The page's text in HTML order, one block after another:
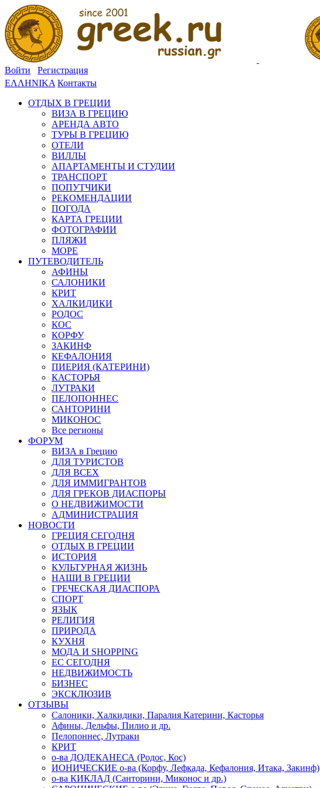
Войти
Регистрация
ΕΛΛΗΝΙΚΑ Контакты
ОТДЫХ В ГРЕЦИИ
ВИЗА В ГРЕЦИЮ
АРЕНДА АВТО
ТУРЫ В ГРЕЦИЮ
ОТЕЛИ
ВИЛЛЫ
АПАРТАМЕНТЫ И СТУДИИ
ТРАНСПОРТ
ПОПУТЧИКИ
РЕКОМЕНДАЦИИ
ПОГОДА
КАРТА ГРЕЦИИ
ФОТОГРАФИИ
ПЛЯЖИ
МОРЕ
ПУТЕВОДИТЕЛЬ
АФИНЫ
САЛОНИКИ
КРИТ
ХАЛКИДИКИ
РОДОС
КОС
КОРФУ
ЗАКИНФ
КЕФАЛОНИЯ
ПИЕРИЯ (КАТЕРИНИ)
КАСТОРЬЯ
ЛУТРАКИ
ПЕЛОПОННЕС
САНТОРИНИ
МИКОНОС
Все регионы
ФОРУМ
ВИЗА в Грецию
ДЛЯ ТУРИСТОВ
ДЛЯ ВСЕХ
ДЛЯ ИММИГРАНТОВ
ДЛЯ ГРЕКОВ ДИАСПОРЫ
О НЕДВИЖИМОСТИ
АДМИНИСТРАЦИЯ
НОВОСТИ
ГРЕЦИЯ СЕГОДНЯ
ОТДЫХ В ГРЕЦИИ
ИСТОРИЯ
КУЛЬТУРНАЯ ЖИЗНЬ
НАШИ В ГРЕЦИИ
ГРЕЧЕСКАЯ ДИАСПОРА
СПОРТ
ЯЗЫК
РЕЛИГИЯ
ПРИРОДА
КУХНЯ
МОДА И SHOPPING
ЕС СЕГОДНЯ
НЕДВИЖИМОСТЬ
БИЗНЕС
ЭКСКЛЮЗИВ
ОТЗЫВЫ
Салоники, Халкидики, Паралия Катерини, Касторья
Афины, Дельфы, Пилио и др.
Пелопоннес, Лутраки
КРИТ
о-ва ДОДЕКАНЕСА (Родос, Кос)
ИОНИЧЕСКИЕ о-ва (Корфу, Лефкада, Кефалония, Итака, Закинф)
о-ва КИКЛАД (Санторини, Миконос и др.)